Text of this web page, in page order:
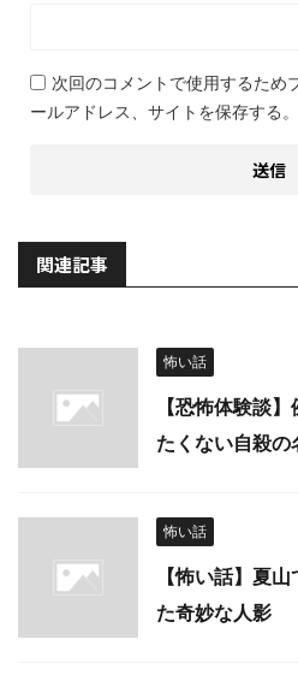
次回のコメントで使用するため
ールアドレス、サイトを保存する。
関連記事
怖い話
【恐怖体験談
たくない自殺の
怖い話
【怖い話】夏
た奇妙な人影